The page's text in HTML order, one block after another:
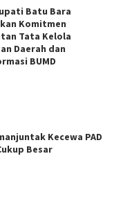
Batu Bara
Komitmen
Tata Kelola
Daerah dan
BUMD
Kecewa PAD
Besar